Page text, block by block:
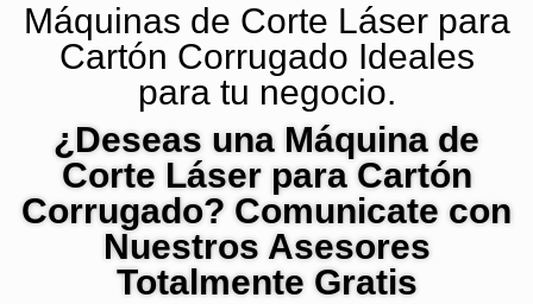
Máquinas de Corte Láser para
Cartón Corrugado Ideales
para tu negocio.
¿Deseas una Máquina de
Corte Láser para Cartón
Corrugado? Comunicate con
Nuestros Asesores
Totalmente Gratis